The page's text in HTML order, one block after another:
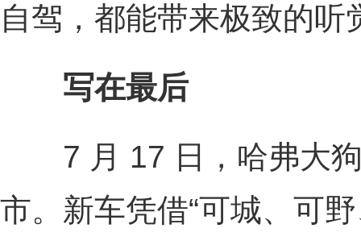
自驾，都能带来极致的听
写在最后
7 月 17 日，哈弗大狗
市。新车凭借“可城、可